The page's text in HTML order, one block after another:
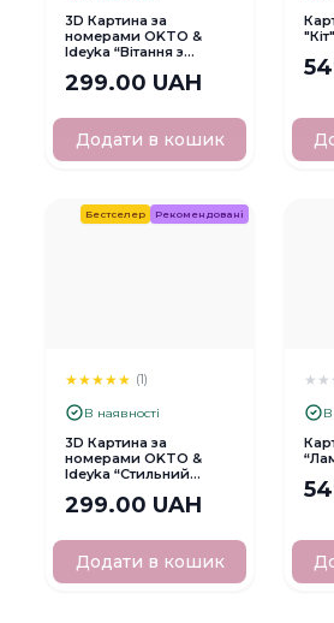
3D Картина за
номерами OKTO &
Ideyka “Вітання з
299.00 UAH
Додати в кошик
"Кіт"
Бестселер Рекомендовані
★★★★★ (1)
В наявності
3D Картина за
номерами OKTO &
Ideyka “Стильний
299.00 UAH
Додати в кошик
★ ★
В